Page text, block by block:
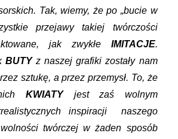
Tak, wiemy, że po „bucie w
przejawy takiej twórczości
jak zwykłe IMITACJE.
BUTYz naszej grafiki zostały nam
sztukę, a przez przemysł. To, że
KWIATYjest zaś wolnym
inspiracji naszego
twórczej w żaden sposób